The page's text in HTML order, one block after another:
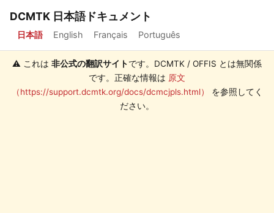
DCMTK 日本語ドキュメント
日本語 English Français Português
⚠️ これは 非公式の翻訳サイトです。DCMTK / OFFIS とは無関係
です。正確な情報は 原文
（https://support.dcmtk.org/docs/dcmcjpls.html）
を参照してく
ださい。